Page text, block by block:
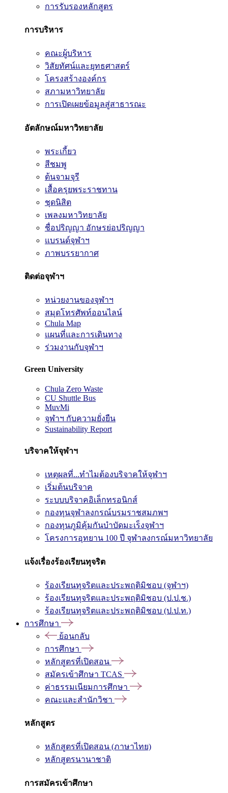
การรับรองหลักสูตร
การบริหาร
คณะผู้บริหาร
วิสัยทัศน์และยุทธศาสตร์
โครงสร้างองค์กร
สภามหาวิทยาลัย
การเปิดเผยข้อมูลสู่สาธารณะ
อัตลักษณ์มหาวิทยาลัย
พระเกี้ยว
สีชมพู
ต้นจามจุรี
เสื้อครุยพระราชทาน
ชุดนิสิต
เพลงมหาวิทยาลัย
ชื่อปริญญา อักษรย่อปริญญา
แบรนด์จุฬาฯ
ภาพบรรยากาศ
ติดต่อจุฬาฯ
หน่วยงานของจุฬาฯ
สมุดโทรศัพท์ออนไลน์
Chula Map
แผนที่และการเดินทาง
ร่วมงานกับจุฬาฯ
Green University
Chula Zero Waste
CU Shuttle Bus
MuvMi
จุฬาฯ กับความยั่งยืน
Sustainability Report
บริจาคให้จุฬาฯ
เหตุผลที่...ทำไมต้องบริจาคให้จุฬาฯ
เริ่มต้นบริจาค
ระบบบริจาคอิเล็กทรอนิกส์
กองทุนจุฬาลงกรณ์บรมราชสมภพฯ
กองทุนภูมิคุ้มกันบำบัดมะเร็งจุฬาฯ
โครงการอุทยาน 100 ปี จุฬาลงกรณ์มหาวิทยาลัย
แจ้งเรื่องร้องเรียนทุจริต
ร้องเรียนทุจริตและประพฤติมิชอบ (จุฬาฯ)
ร้องเรียนทุจริตและประพฤติมิชอบ (ป.ป.ช.)
ร้องเรียนทุจริตและประพฤติมิชอบ (ป.ป.ท.)
การศึกษา
ย้อนกลับ
การศึกษา
หลักสูตรที่เปิดสอน
สมัครเข้าศึกษา TCAS
ค่าธรรมเนียมการศึกษา
คณะและสำนักวิชา
หลักสูตร
หลักสูตรที่เปิดสอน (ภาษาไทย)
หลักสูตรนานาชาติ
การสมัครเข้าศึกษา